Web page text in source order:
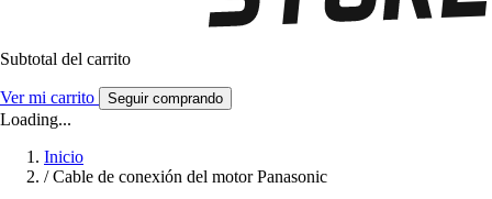
Subtotal del carrito
Ver mi carrito Seguir comprando
Loading...
Inicio
/ Cable de conexión del motor Panasonic